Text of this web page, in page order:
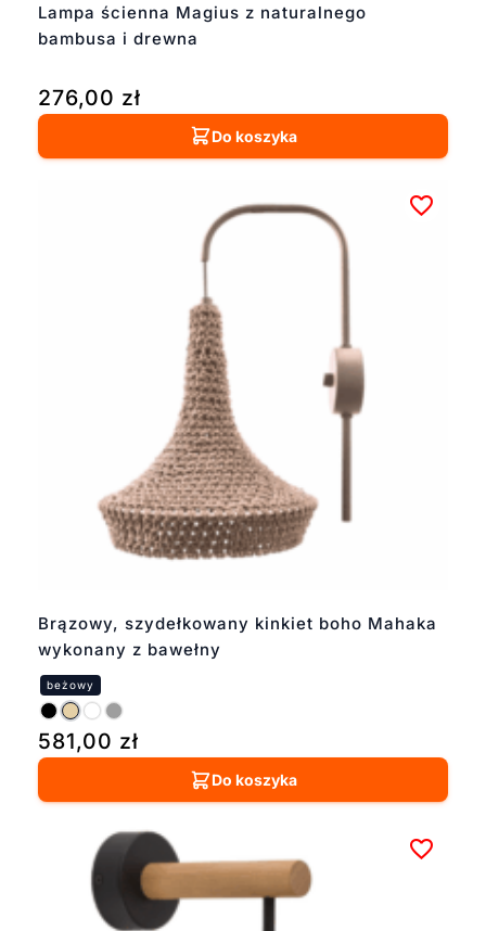
Lampa ścienna Magius z naturalnego
bambusa i drewna
276,00 zł
Do koszyka
Brązowy, szydełkowany kinkiet boho Mahaka
wykonany z bawełny
581,00 zł
Do koszyka